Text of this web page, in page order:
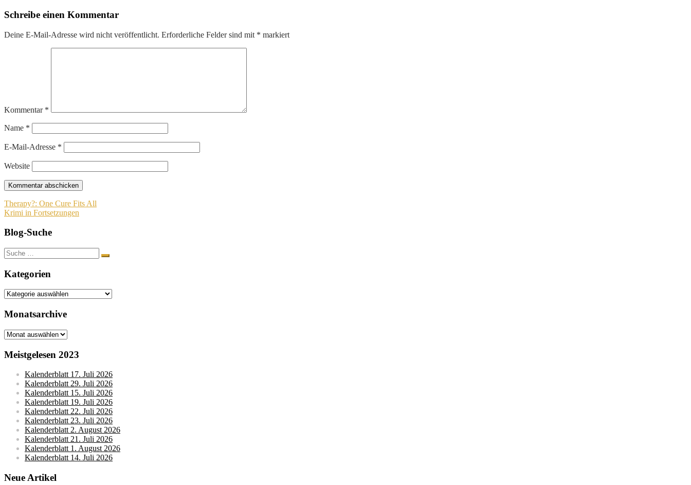
Schreibe einen Kommentar
Deine E-Mail-Adresse wird nicht veröffentlicht. Erforderliche Felder sind mit * markiert
Kommentar *
Name *
E-Mail-Adresse *
Website
Beitragsnavigation
Therapy?: One Cure Fits All
Krimi in Fortsetzungen
Blog-Suche
Suche
nach:
Kategorien
Kategorien
Monatsarchive
Monatsarchive
Meistgelesen 2023
Kalenderblatt 17. Juli 2026
Kalenderblatt 29. Juli 2026
Kalenderblatt 15. Juli 2026
Kalenderblatt 19. Juli 2026
Kalenderblatt 22. Juli 2026
Kalenderblatt 23. Juli 2026
Kalenderblatt 2. August 2026
Kalenderblatt 21. Juli 2026
Kalenderblatt 1. August 2026
Kalenderblatt 14. Juli 2026
Neue Artikel